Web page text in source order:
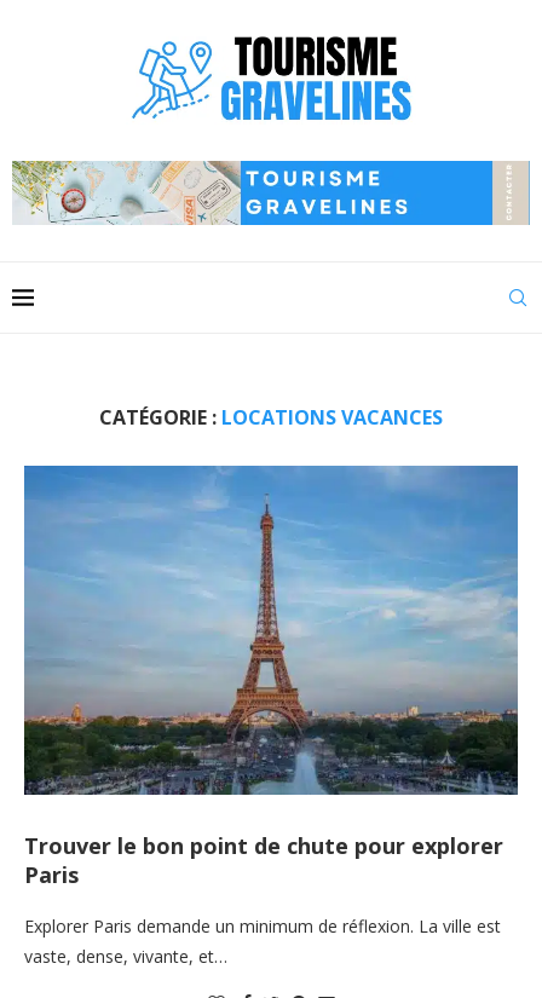
CATÉGORIE : LOCATIONS VACANCES
Trouver le bon point de chute pour explorer
Paris
Explorer Paris demande un minimum de réflexion. La ville est
vaste, dense, vivante, et…